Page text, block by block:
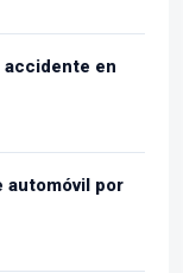
en
automóvil por